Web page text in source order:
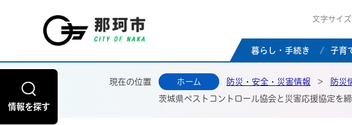
那珂市公式ホームページ
文字サイズ
暮らし・手続き 子育
情報を探す
現在の位置 ホーム 防災・安全・災害情報 > 防災
茨城県ペストコントロール協会と災害応援協定を